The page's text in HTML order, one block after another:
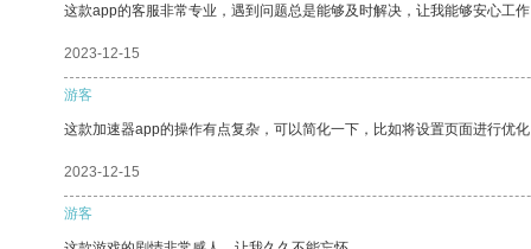
这款app的客服非常专业，遇到问题总是能够及时解决，让我能够安心工
2023-12-15
游客
这款加速器app的操作有点复杂，可以简化一下，比如将设置页面进行优
2023-12-15
游客